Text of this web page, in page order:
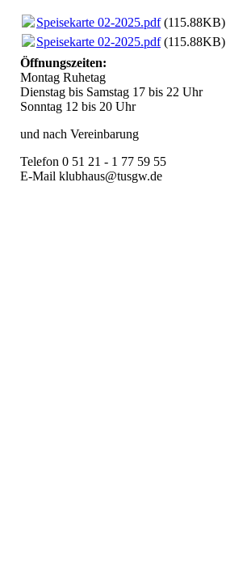
Speisekarte 02-2025.pdf(115.88KB)
Speisekarte 02-2025.pdf(115.88KB)
Öffnungszeiten:
Montag Ruhetag
Dienstag bis Samstag 17 bis 22 Uhr
Sonntag 12 bis 20 Uhr
und nach Vereinbarung
Telefon 0 51 21 - 1 77 59 55
E-Mail klubhaus@tusgw.de